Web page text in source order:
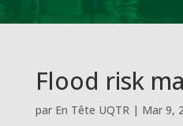
Flood risk
par En Tête UQTR| Mar 9,